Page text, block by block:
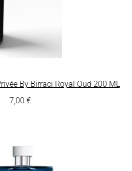
By Birraci Royal Oud 200 ML
7,00 €